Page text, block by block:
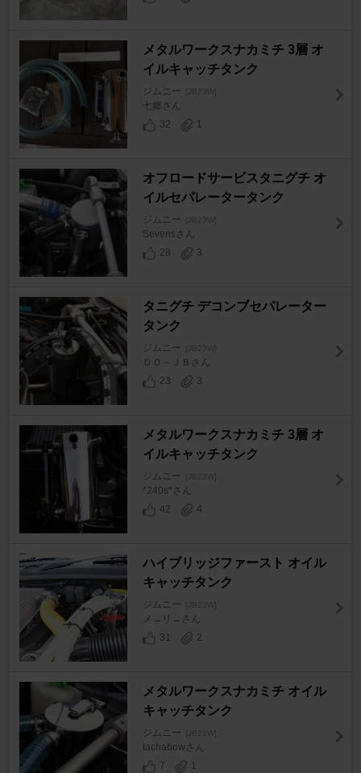
メタルワークスナカミチ 3層 オ
イルキャッチタンク
ジムニー [JB23W]
七郷さん
32
1
オフロードサービスタニグチ オ
イルセパレータータンク
ジムニー [JB23W]
Sevensさん
28
3
タニグチ デコンブセパレーター
タンク
ジムニー [JB23W]
ＤＯ－ＪＢさん
23
3
メタルワークスナカミチ 3層 オ
イルキャッチタンク
ジムニー [JB23W]
*240s*さん
42
4
ハイブリッジファースト オイル
キャッチタンク
ジムニー [JB23W]
メ→リ→さん
31
2
メタルワークスナカミチ オイル
キャッチタンク
ジムニー [JB23W]
tachabowさん
7
1